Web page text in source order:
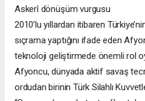
Askerî dönüşüm vurgusu
2010’lu yıllardan itibaren
sıçrama yaptığını ifade eden
teknoloji geliştirmede önemli rol
Afyoncu, dünyada aktif savaş
ordudan birinin Türk Silahlı